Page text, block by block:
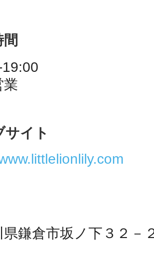
業
サイト
県鎌倉市坂ノ下３２－
秋葉原